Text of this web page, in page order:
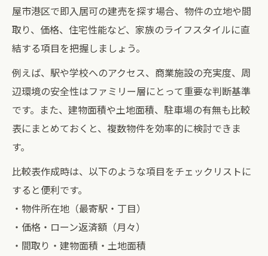
屋市港区で即入居可の建売を探す場合、物件の立地や間
取り、価格、住宅性能など、家族のライフスタイルに直
結する項目を把握しましょう。
例えば、駅や学校へのアクセス、商業施設の充実度、周
辺環境の安全性はファミリー層にとって重要な判断基準
です。また、建物面積や土地面積、駐車場の有無も比較
表にまとめておくと、複数物件を効率的に検討できま
す。
比較表作成時は、以下のような項目をチェックリストに
すると便利です。
・物件所在地（最寄駅・丁目）
・価格・ローン返済額（月々）
・間取り・建物面積・土地面積